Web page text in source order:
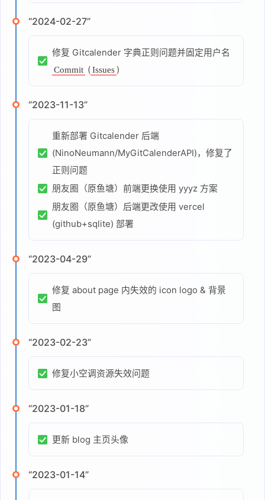
“2024-02-27”
修复 Gitcalender 字典正则问题并固定用户名
Commit (Issues )
“2023-11-13”
重新部署 Gitcalender 后端
(NinoNeumann/MyGitCalenderAPI)，修复了
正则问题
朋友圈（原鱼塘）前端更换使用 yyyz 方案
朋友圈（原鱼塘）后端更改使用 vercel
(github+sqlite) 部署
“2023-04-29”
修复 about page 内失效的 icon logo & 背景
图
“2023-02-23”
修复小空调资源失效问题
“2023-01-18”
更新 blog 主页头像
“2023-01-14”